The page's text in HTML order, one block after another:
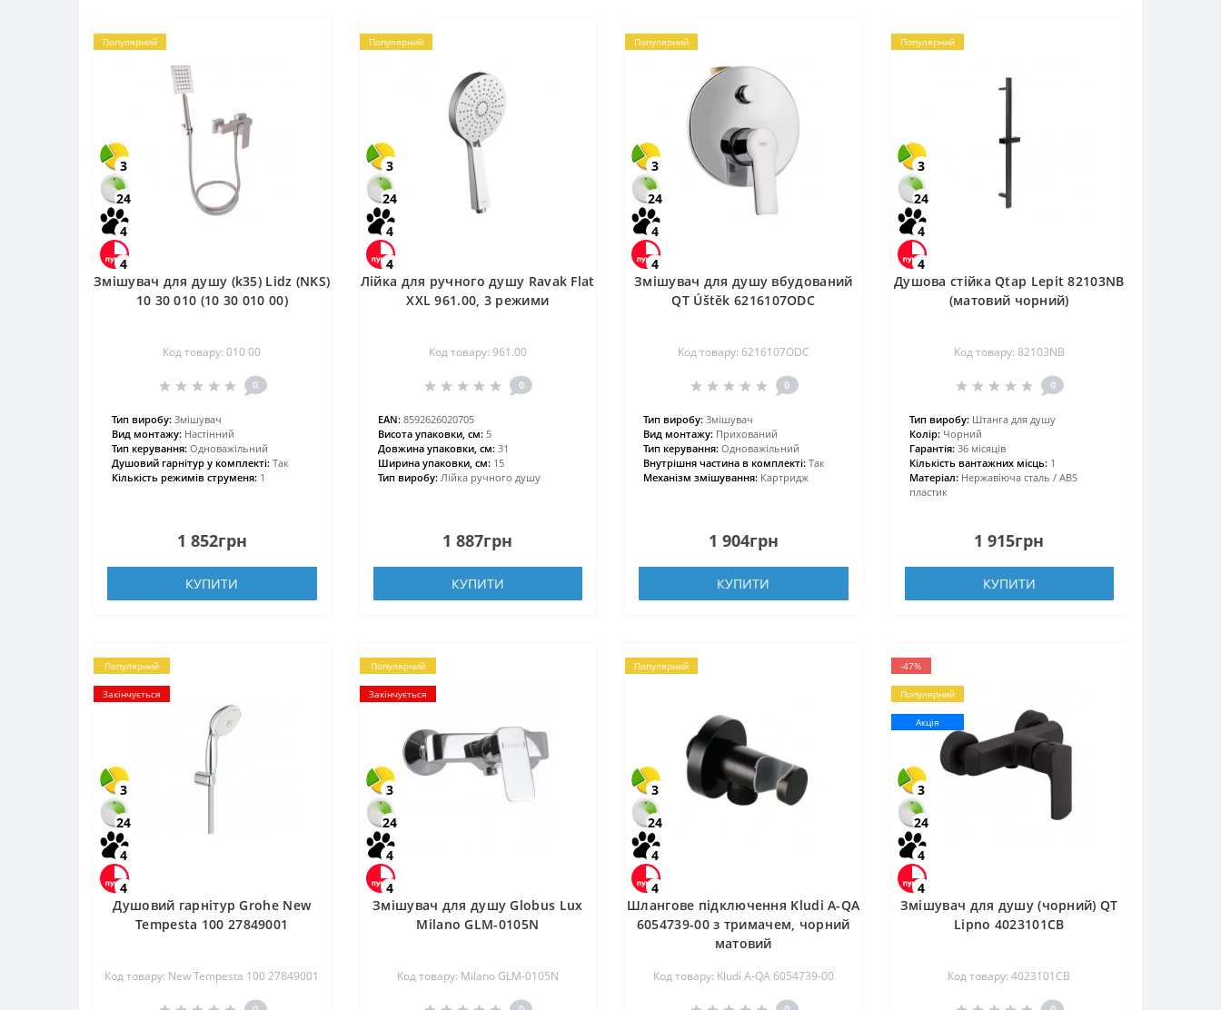
Популярний
3
24
4
4
Змішувач для душу (k35) Lidz (NKS)
10 30 010 (10 30 010 00)
Код товару: 010 00
0
Тип виробу: Змішувач
Вид монтажу: Настінний
Тип керування: Одноважільний
Душовий гарнітур у комплекті: Так
Кількість режимів струменя: 1
1 852грн
КУПИТИ
Популярний
3
24
4
4
Лійка для ручного душу Ravak Flat
XXL 961.00, 3 режими
Код товару: 961.00
0
EAN: 8592626020705
Висота упаковки, см: 5
Довжина упаковки, см: 31
Ширина упаковки, см: 15
Тип виробу: Лійка ручного душу
1 887грн
КУПИТИ
Популярний
3
24
4
4
Змішувач для душу вбудований
QT Úštěk 6216107ODC
Код товару: 6216107ODC
0
Тип виробу: Змішувач
Вид монтажу: Прихований
Тип керування: Одноважільний
Внутрішня частина в комплекті: Так
Механізм змішування: Картридж
1 904грн
КУПИТИ
Популярний
3
24
4
4
Душова стійка Qtap Lepit 82103NB
(матовий чорний)
Код товару: 82103NB
0
Тип виробу: Штанга для душу
Колір: Чорний
Гарантія: 36 місяців
Кількість вантажних місць: 1
Матеріал: Нержавіюча сталь / ABS
пластик
1 915грн
КУПИТИ
Популярний
Закінчується
3
24
4
4
Душовий гарнітур Grohe New
Tempesta 100 27849001
Код товару: New Tempesta 100 27849001
Популярний
Закінчується
3
24
4
4
Змішувач для душу Globus Lux
Milano GLM-0105N
Код товару: Milano GLM-0105N
Популярний
3
24
4
4
Шлангове підключення Kludi A-QA
6054739-00 з тримачем, чорний
матовий
Код товару: Kludi A-QA 6054739-00
-47%
Популярний
Акція
3
24
4
4
Змішувач для душу (чорний) QT
Lipno 4023101CB
Код товару: 4023101CB